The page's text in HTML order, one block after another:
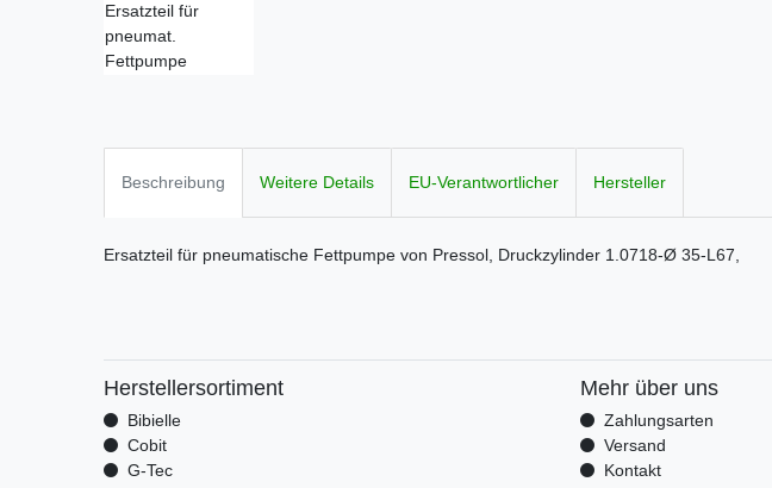
Beschreibung Weitere Details EU-Verantwortlicher Hersteller
Ersatzteil für pneumatische Fettpumpe von Pressol, Druckzylinder 1.0718-Ø 35-L67,
Herstellersortiment
Bibielle
Cobit
G-Tec
Mehr über uns
Zahlungsarten
Versand
Kontakt